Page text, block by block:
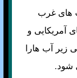
های غرب
آمريکايی و
زير آب هارا
شود.